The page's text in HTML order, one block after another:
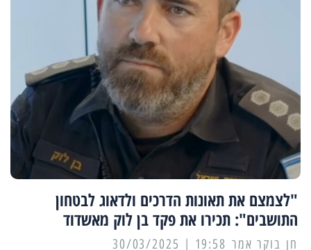
"לצמצם את תאונות הדרכים ולדאוג לבטחון
התושבים": תכירו את פקד בן לוק מאשדוד
19:58 | 30/03/2025